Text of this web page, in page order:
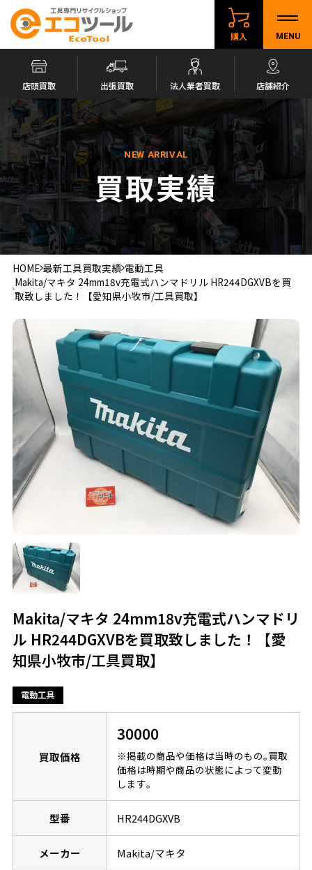
購入 MENU
店頭買取 出張買取 法人業者買取 店舗紹介
NEW ARRIVAL
買取実績
HOME 最新工具買取実績 電動工具
Makita/マキタ 24mm18v充電式ハンマドリル HR244DGXVBを買
取致しました！【愛知県小牧市/工具買取】
Makita/マキタ 24mm18v充電式ハンマドリ
ル HR244DGXVBを買取致しました！【愛
知県小牧市/工具買取】
電動工具
買取価格
30000
※掲載の商品や価格は当時のもの｡買取
価格は時期や商品の状態によって変動
します｡
型番 HR244DGXVB
メーカー Makita/マキタ